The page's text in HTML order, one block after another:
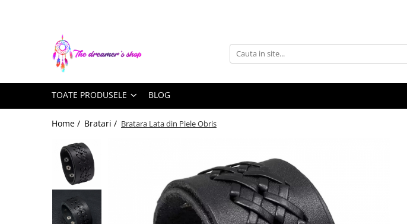
Toate Produsele
Dreamcatchers
Pentru masina
Bratari pentru EA
Bratari pentru EL
Bijuterii Aromaterapie
Coliere Aromaterapie
TOATE PRODUSELE BLOG
Home / Bratari / Bratara Lata din Piele Obris